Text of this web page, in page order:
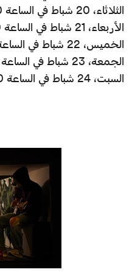
الثلاثاء، 20 شباط في الساعة 20:00
الأربعاء، 21 شباط في الساعة 20:00
الخميس، 22 شباط في الساعة 20:00
الجمعة، 23 شباط في الساعة 14:00
السبت، 24 شباط في الساعة 18:00